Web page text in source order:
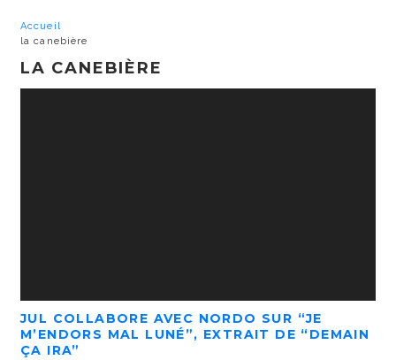
Accueil
la canebière
LA CANEBIÈRE
JUL COLLABORE AVEC NORDO SUR “JE
M’ENDORS MAL LUNÉ”, EXTRAIT DE “DEMAIN
ÇA IRA”